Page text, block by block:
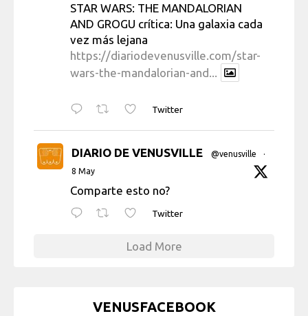
STAR WARS: THE MANDALORIAN
AND GROGU crítica: Una galaxia cada
vez más lejana
https://diariodevenusville.com/star-
wars-the-mandalorian-and...
Twitter
DIARIO DE VENUSVILLE @venusville
·
8 May
Comparte esto no?
Twitter
Load More
VENUSFACEBOOK